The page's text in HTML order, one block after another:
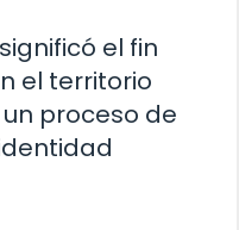
el fin
el territorio
proceso de